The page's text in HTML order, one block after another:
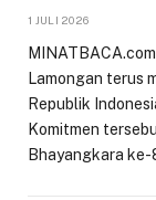
1 JULI 2026
Lamongan terus
Republik
Komitmen
Bhayangkara